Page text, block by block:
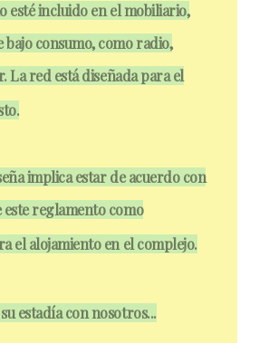
esté incluido en el mobiliario,
bajo consumo, como radio,
La red está diseñada para el
implica estar de acuerdo con
reglamento como
el alojamiento en el complejo.
estadía con nosotros...